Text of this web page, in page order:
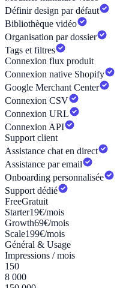
Définir design par défaut
Bibliothèque vidéo
Organisation par dossier
Tags et filtres
Connexion flux produit
Connexion native Shopify
Google Merchant Center
Connexion CSV
Connexion URL
Connexion API
Support client
Assistance chat en direct
Assistance par email
Onboarding personnalisée
Support dédié
FreeGratuit
Starter19€/mois
Growth69€/mois
Scale199€/mois
Général & Usage
Impressions / mois
150
8 000